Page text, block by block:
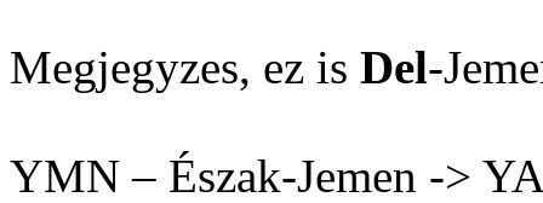
Megjegyzes, ez is Del-
YMN – Észak-Jemen ->